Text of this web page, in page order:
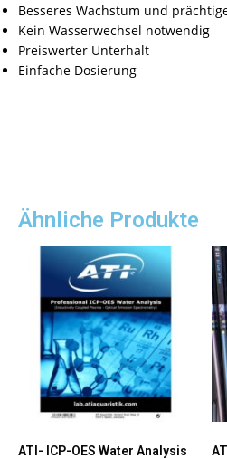
Besseres Wachstum und
Kein Wasserwechsel notwendig
Preiswerter Unterhalt
Einfache Dosierung
Ähnliche Produkte
ATI- ICP-OES Water Analysis